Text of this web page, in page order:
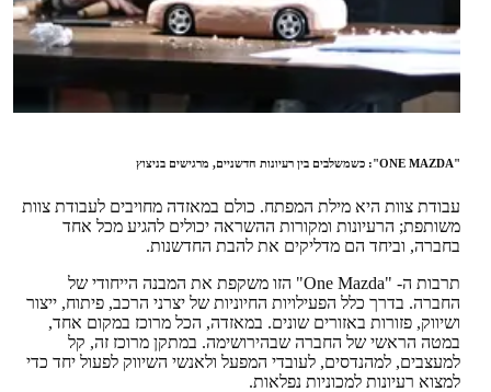
עבודת צוות היא מילת המפתח. כולם במאזדה מחויבים לעבודת צוות
משותפת; הרעיונות ומקורות ההשראה יכולים להגיע מכל אחד
בחברה, וביחד הם מדליקים את להבת החדשנות.
תרבות ה- "One Mazda" הזו משקפת את המבנה הייחודי של
החברה. בדרך כלל הפעילויות החיוניות של יצרני הרכב, פיתוח, ייצור
ושיווק, פזורות באזורים שונים. במאזדה, הכל מרוכז במקום אחד,
במטה הראשי של החברה שבהירושימה. במתקן מרוכז זה, קל
למעצבים, למהנדסים, לעובדי המפעל ולאנשי השיווק לפעול יחד כדי
למצוא רעיונות למכוניות נפלאות.